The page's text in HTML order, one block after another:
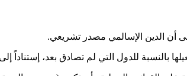
أن الدين الإسالمي مصدر تشريعي.
بالنسبة للدول التي لم تصادق بعد، إستناداً